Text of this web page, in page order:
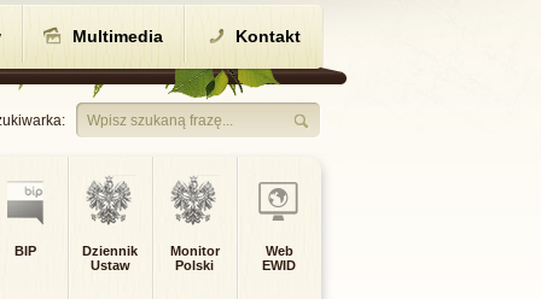
Multimedia Kontakt
Wpisz szukaną frazę...
BIP
Dziennik
Ustaw
Monitor
Polski
Web
EWID